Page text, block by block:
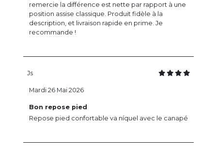
remercie la différence est nette par rapport à une
position assise classique. Produit fidèle à la
description, et livraison rapide en prime. Je
recommande !
Js
Bon repose pied
Repose pied confortable va níquel avec le canapé
Mardi 26 Mai 2026